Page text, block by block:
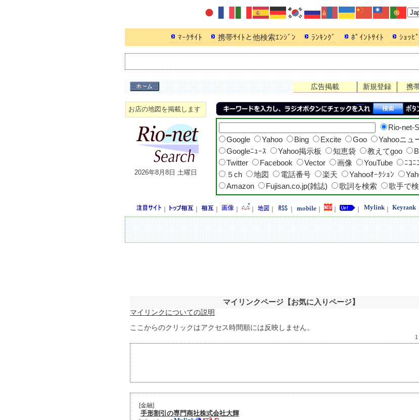
ﾏｰｸｻｲﾄ 携帯ｻｲﾄと他検索ｴﾝｼﾞﾝ ﾗﾝｷﾝｸﾞ ﾎﾟｲﾝﾄｻｲﾄ ｼｮｯﾋ
携
新規登録
広告掲載
お店の地図を掲載します
2026年8月8日 土曜日
Rio-net-
Google
Yahoo Bing Excite Goo Yahooニュ
Googleﾆｭｰｽ
Yahoo掲示板 知恵袋 教えてgoo
Twitter
Facebook Vector 画像 YouTube ﾆｺﾆ
５ch
地図 電話番号 楽天 Yahooｵｰｸｼｮﾝ
Amazon
Fujisan.co.jp(雑誌) 歌詞を検索 歌手で
｜ ｜ ｜ ｜ ｜ ｜ ｜ ｜ ｜
マイリンクページ【お気に入りページ】
マイリンクについての説明
ここからのクリックはアクセス時間順には反映しません。
[金融]
手形割引の専門商社株式会社大輝